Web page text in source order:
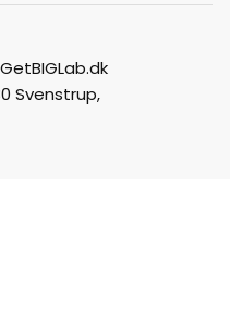
Svenstrup,